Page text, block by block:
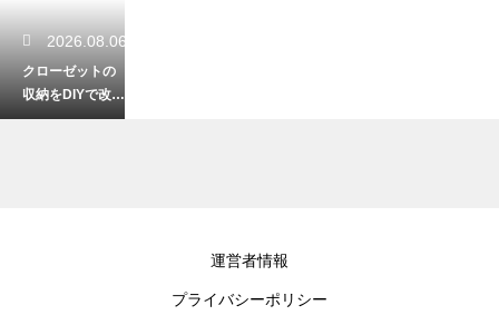
2026.08.06
クローゼットの
収納をDIYで改
造！初心者でも
運営者情報
プライバシーポリシー